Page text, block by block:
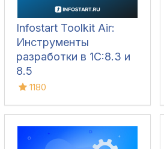
Infostart Toolkit Air:
Инструменты
разработки в 1С:8.3 и
8.5
1180